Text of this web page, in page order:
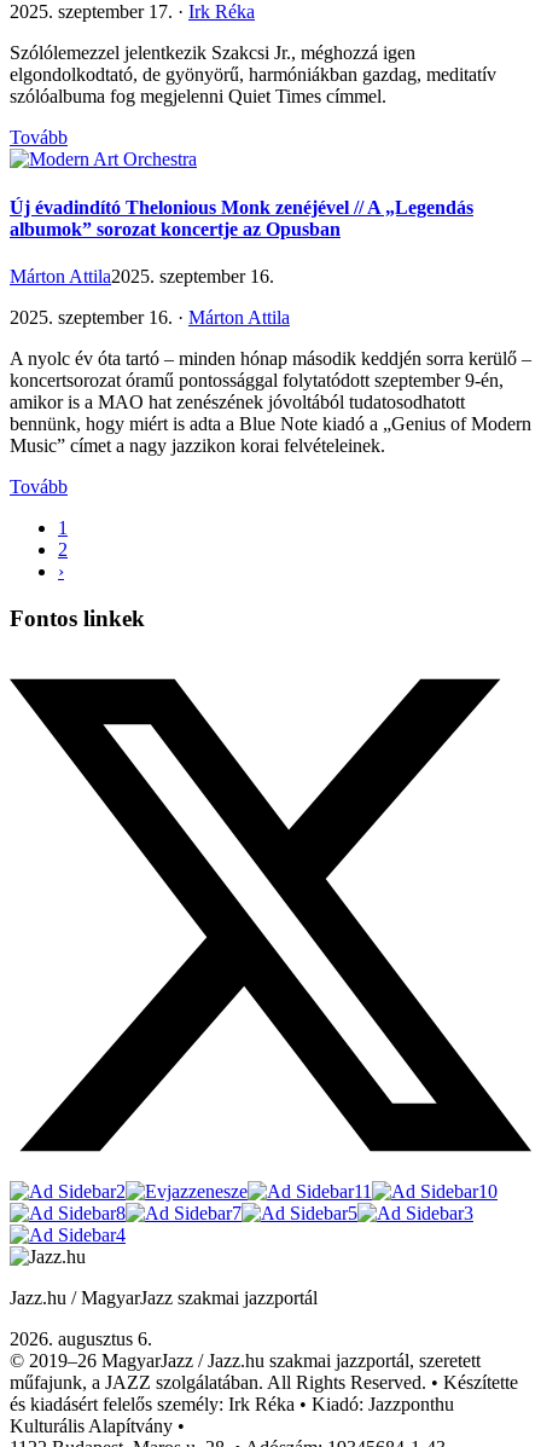
2025. szeptember 17. · Irk Réka
Szólólemezzel jelentkezik Szakcsi Jr., méghozzá igen
elgondolkodtató, de gyönyörű, harmóniákban gazdag, meditatív
szólóalbuma fog megjelenni Quiet Times címmel.
Tovább
Új évadindító Thelonious Monk zenéjével // A „Legendás
albumok” sorozat koncertje az Opusban
Márton Attila2025. szeptember 16.
2025. szeptember 16. · Márton Attila
A nyolc év óta tartó – minden hónap második keddjén sorra kerülő –
koncertsorozat óramű pontossággal folytatódott szeptember 9-én,
amikor is a MAO hat zenészének jóvoltából tudatosodhatott
bennünk, hogy miért is adta a Blue Note kiadó a „Genius of Modern
Music” címet a nagy jazzikon korai felvételeinek.
Tovább
1
2
›
Fontos linkek
Jazz.hu / MagyarJazz szakmai jazzportál
2026. augusztus 6.
© 2019–26 MagyarJazz / Jazz.hu szakmai jazzportál, szeretett
műfajunk, a JAZZ szolgálatában. All Rights Reserved. • Készítette
és kiadásért felelős személy: Irk Réka • Kiadó: Jazzponthu
Kulturális Alapítvány •